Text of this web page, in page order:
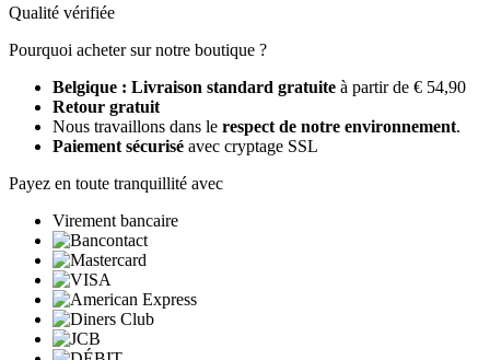
Qualité vérifiée
Pourquoi acheter sur notre boutique ?
Belgique : Livraison standard gratuite à partir de € 54,90
Retour gratuit
Nous travaillons dans le respect de notre environnement.
Paiement sécurisé avec cryptage SSL
Payez en toute tranquillité avec
Virement bancaire